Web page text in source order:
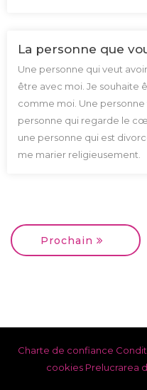
La personne que
Une personne qui veut
être avec moi. Je souhaite
comme moi. Une
personne qui regarde le
une personne qui est
me marier religieusement.
Prochain
Charte de confiance
cookies Prelucrarea